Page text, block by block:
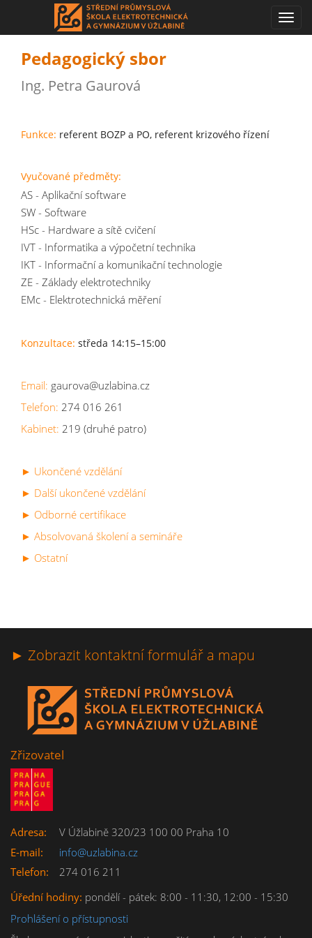
Pedagogický sbor
Ing. Petra Gaurová
Funkce: referent BOZP a PO, referent krizového řízení
Vyučované předměty:
AS - Aplikační software
SW - Software
HSc - Hardware a sítě cvičení
IVT - Informatika a výpočetní technika
IKT - Informační a komunikační technologie
ZE - Základy elektrotechniky
EMc - Elektrotechnická měření
Konzultace: středa 14:15–15:00
Email: gaurova@uzlabina.cz
Telefon: 274 016 261
Kabinet: 219 (druhé patro)
► Ukončené vzdělání
► Další ukončené vzdělání
► Odborné certifikace
► Absolvovaná školení a semináře
► Ostatní
► Zobrazit kontaktní formulář a mapu
Zřizovatel
Adresa:
V Úžlabině 320/23 100 00 Praha 10
E-mail:
info@uzlabina.cz
Telefon:
274 016 211
Úřední hodiny: pondělí - pátek: 8:00 - 11:30, 12:00 - 15:30
Prohlášení o přístupnosti